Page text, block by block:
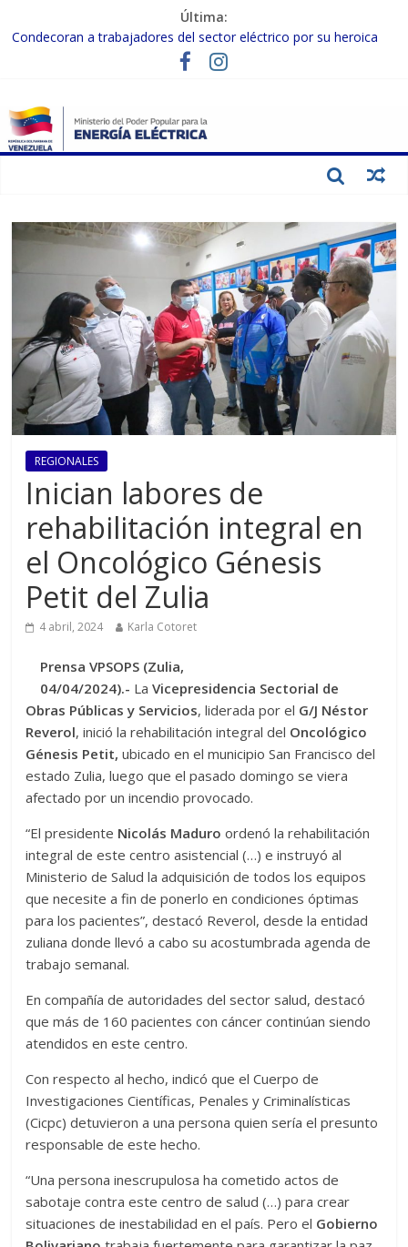
Última:
Condecoran a trabajadores del sector eléctrico por su heroica
labor tras el doble sismo del 24-J
Gobierno Nacional coordina acciones con el sector privado para
Inspeccionan trabajos de rehabilitación en instalaciones del SEN
en Carabobo
Gobierno Nacional activa plan preventivo para fortalecer el SEN
REGIONALES
Inician labores de
rehabilitación integral en
el Oncológico Génesis
Petit del Zulia
4 abril, 2024 Karla Cotoret
Prensa VPSOPS (Zulia,
04/04/2024).- LaVicepresidencia Sectorial de
Obras Públicas y Servicios, liderada por el G/J Néstor
Reverol, inició la rehabilitación integral del Oncológico
Génesis Petit, ubicado en el municipio San Francisco del
estado Zulia, luego que el pasado domingo se viera
afectado por un incendio provocado.
“El presidente Nicolás Maduro ordenó la rehabilitación
integral de este centro asistencial (…) e instruyó al
Ministerio de Salud la adquisición de todos los equipos
que necesite a fin de ponerlo en condiciones óptimas
para los pacientes”, destacó Reverol, desde la entidad
zuliana donde llevó a cabo su acostumbrada agenda de
trabajo semanal.
En compañía de autoridades del sector salud, destacó
que más de 160 pacientes con cáncer continúan siendo
atendidos en este centro.
Con respecto al hecho, indicó que el Cuerpo de
Investigaciones Científicas, Penales y Criminalísticas
(Cicpc) detuvieron a una persona quien sería el presunto
responsable de este hecho.
“Una persona inescrupulosa ha cometido actos de
sabotaje contra este centro de salud (…) para crear
situaciones de inestabilidad en el país. Pero el Gobierno